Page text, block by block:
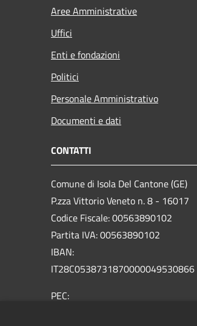
Aree Amministrative
Uffici
Enti e fondazioni
Politici
Personale Amministrativo
Documenti e dati
CONTATTI
Comune di Isola Del Cantone (GE)
P.zza Vittorio Veneto n. 8 - 16017
Codice Fiscale: 00563890102
Partita IVA: 00563890102
IBAN:
IT28C0538731870000049530866
PEC: